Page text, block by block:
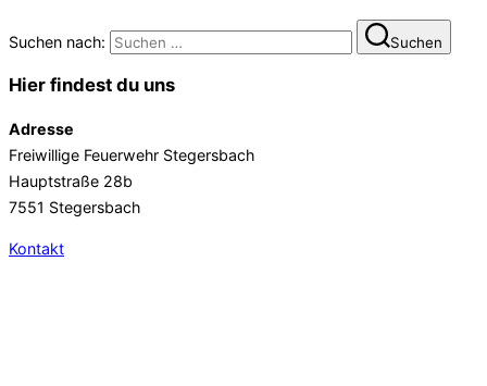
Suchen nach: Suchen
Hier findest du uns
Adresse
Freiwillige Feuerwehr Stegersbach
Hauptstraße 28b
7551 Stegersbach
Kontakt